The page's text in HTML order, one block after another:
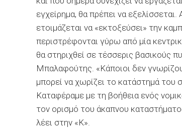
εγχείρημα, θα πρέπει να
ετοιμάζεται να «εκτοξεύσει» την
περιστρέφονται γύρω από μία
θα στηριχθεί σε τέσσερις βασικούς
Μπαλαφούτης. «Κάποιοι δεν
μπορεί να χωρίζει το κατάστημά του
Καταφέραμε με τη βοήθεια ενός
τον ορισμό του άκαπνου
λέει στην «Κ».